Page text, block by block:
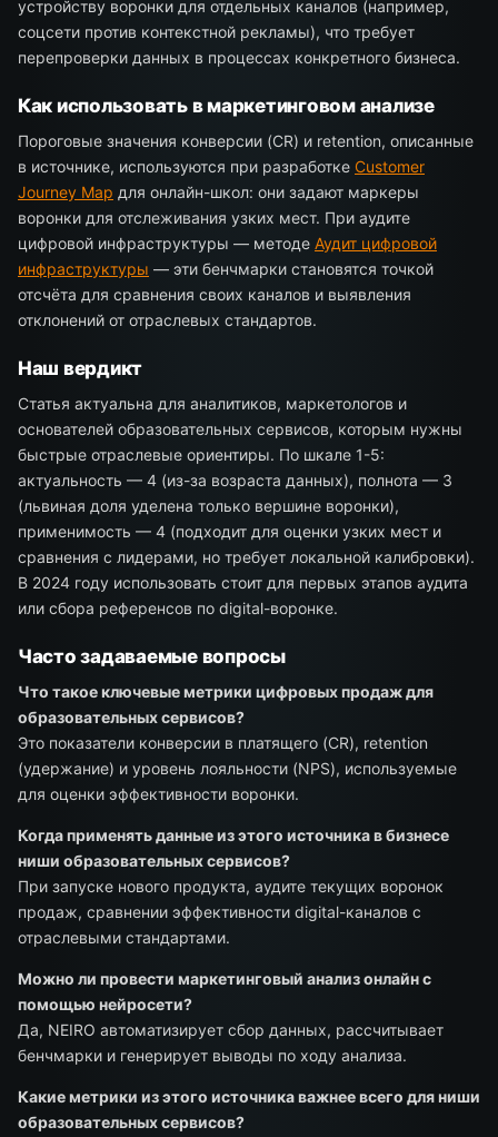
устройству воронки для отдельных каналов (например,
соцсети против контекстной рекламы), что требует
перепроверки данных в процессах конкретного бизнеса.
Как использовать в маркетинговом анализе
Пороговые значения конверсии (CR) и retention, описанные
в источнике, используются при разработке Customer
Journey Map для онлайн-школ: они задают маркеры
воронки для отслеживания узких мест. При аудите
цифровой инфраструктуры — методе Аудит цифровой
инфраструктуры — эти бенчмарки становятся точкой
отсчёта для сравнения своих каналов и выявления
отклонений от отраслевых стандартов.
Наш вердикт
Статья актуальна для аналитиков, маркетологов и
основателей образовательных сервисов, которым нужны
быстрые отраслевые ориентиры. По шкале 1-5:
актуальность — 4 (из-за возраста данных), полнота — 3
(львиная доля уделена только вершине воронки),
применимость — 4 (подходит для оценки узких мест и
сравнения с лидерами, но требует локальной калибровки).
В 2024 году использовать стоит для первых этапов аудита
или сбора референсов по digital-воронке.
Часто задаваемые вопросы
Что такое ключевые метрики цифровых продаж для
образовательных сервисов?
Это показатели конверсии в платящего (CR), retention
(удержание) и уровень лояльности (NPS), используемые
для оценки эффективности воронки.
Когда применять данные из этого источника в бизнесе
ниши образовательных сервисов?
При запуске нового продукта, аудите текущих воронок
продаж, сравнении эффективности digital-каналов с
отраслевыми стандартами.
Можно ли провести маркетинговый анализ онлайн с
помощью нейросети?
Да, NEIRO автоматизирует сбор данных, рассчитывает
бенчмарки и генерирует выводы по ходу анализа.
Какие метрики из этого источника важнее всего для ниши
образовательных сервисов?